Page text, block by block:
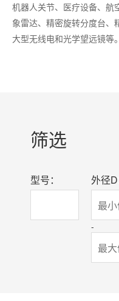
机器人关节、医疗设备、航
象雷达、精密旋转分度台、
大型无线电和光学望远镜等。
筛选
型号： 外径D
-